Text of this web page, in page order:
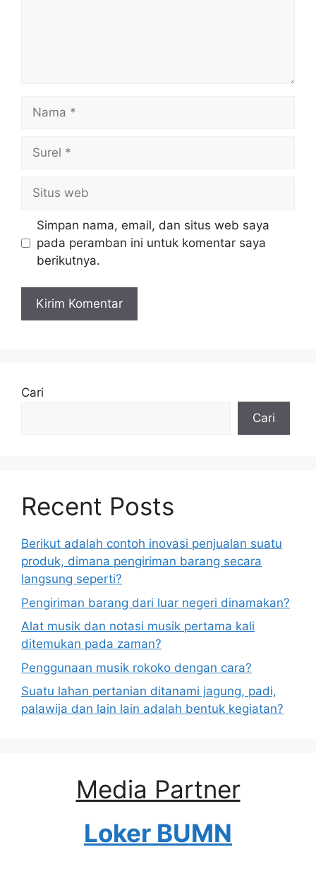
web
Simpan nama, email, dan situs web saya
pada peramban ini untuk komentar saya
berikutnya.
Cari
Cari
Recent Posts
Berikut adalah contoh inovasi penjualan suatu
produk, dimana pengiriman barang secara
langsung seperti?
Pengiriman barang dari luar negeri dinamakan?
Alat musik dan notasi musik pertama kali
ditemukan pada zaman?
Penggunaan musik rokoko dengan cara?
Suatu lahan pertanian ditanami jagung, padi,
palawija dan lain lain adalah bentuk kegiatan?
Media Partner
Loker BUMN